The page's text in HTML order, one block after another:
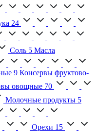
24
Соль 5 Масла
9 Консервы фруктово-
овощные 70
Молочные продукты 5
Орехи 15